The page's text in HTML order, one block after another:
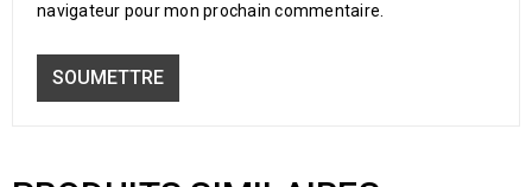
navigateur pour mon prochain commentaire.